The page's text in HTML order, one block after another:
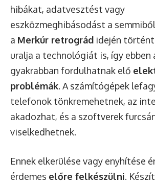
hibákat, adatvesztést vagy
eszközmeghibásodást a
a Merkúr retrográd idején
uralja a technológiát is, így ebben
gyakrabban fordulhatnak elő
problémák. A számítógépek
telefonok tönkremehetnek, az
akadozhat, és a szoftverek
viselkedhetnek.
Ennek elkerülése vagy enyhítése
érdemes előre felkészülni.